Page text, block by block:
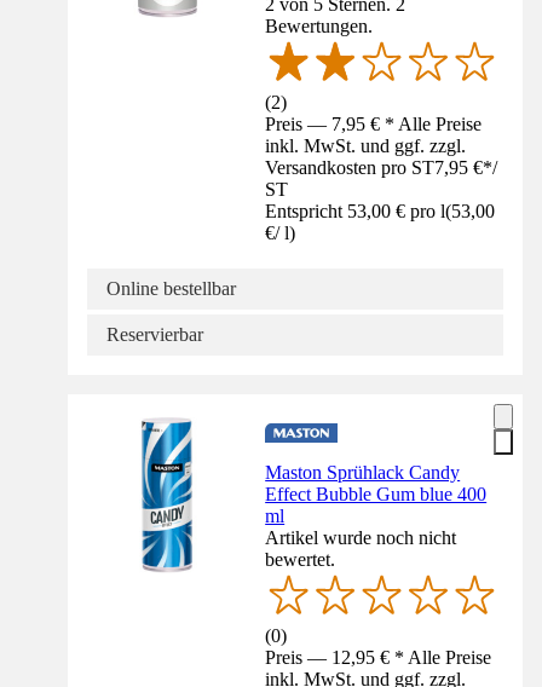
2 von 5 Sternen. 2
Bewertungen.
(2)
Preis — 7,95 € * Alle Preise
inkl. MwSt. und ggf. zzgl.
Versandkosten pro ST7,95 €*/
ST
Entspricht 53,00 € pro l(53,00
€/ l)
Online bestellbar
Reservierbar
Maston Sprühlack Candy
Effect Bubble Gum blue 400
ml
Artikel wurde noch nicht
bewertet.
(0)
Preis — 12,95 € * Alle Preise
inkl. MwSt. und ggf. zzgl.